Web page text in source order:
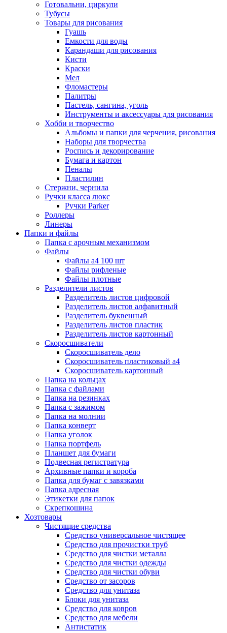
Готовальни, циркули
Тубусы
Товары для рисования
Гуашь
Емкости для воды
Карандаши для рисования
Кисти
Краски
Мел
Фломастеры
Палитры
Пастель, сангина, уголь
Инструменты и аксессуары для рисования
Хобби и творчество
Альбомы и папки для черчения, рисования
Наборы для творчества
Роспись и декорирование
Бумага и картон
Пеналы
Пластилин
Стержни, чернила
Ручки класса люкс
Ручки Parker
Роллеры
Линеры
Папки и файлы
Папка с арочным механизмом
Файлы
Файлы а4 100 шт
Файлы рифленые
Файлы плотные
Разделители листов
Разделитель листов цифровой
Разделитель листов алфавитный
Разделитель буквенный
Разделитель листов пластик
Разделитель листов картонный
Скоросшиватели
Скоросшиватель дело
Скоросшиватель пластиковый а4
Скоросшиватель картонный
Папка на кольцах
Папка с файлами
Папка на резинках
Папка с зажимом
Папка на молнии
Папка конверт
Папка уголок
Папка портфель
Планшет для бумаги
Подвесная регистратура
Архивные папки и короба
Папка для бумаг с завязками
Папка адресная
Этикетки для папок
Скрепкошина
Хозтовары
Чистящие средства
Средство универсальное чистящее
Средство для прочистки труб
Средство для чистки металла
Средство для чистки одежды
Средство для чистки обуви
Средство от засоров
Средство для унитаза
Блоки для унитаза
Средство для ковров
Средство для мебели
Антистатик